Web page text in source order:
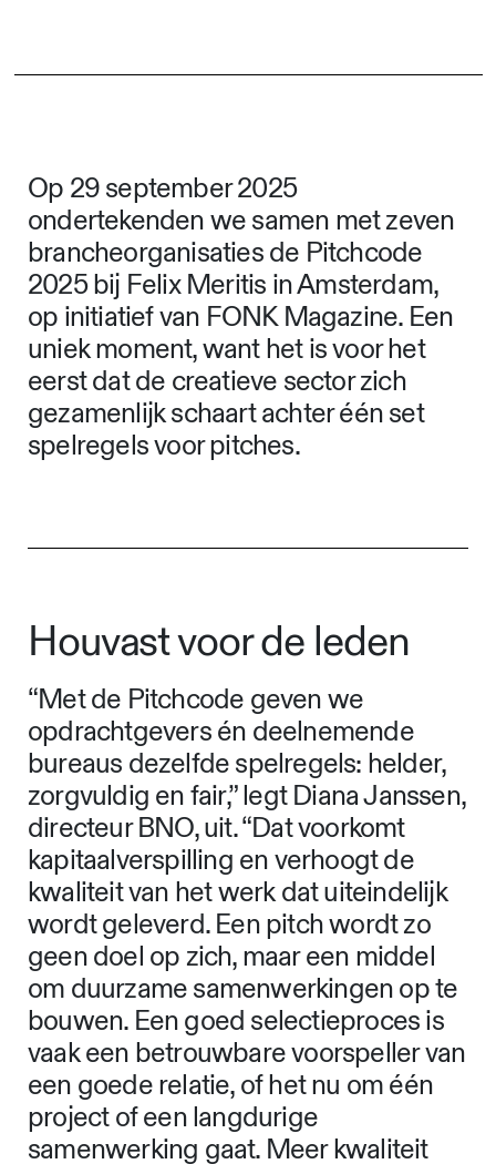
Op 29 september 2025
ondertekenden we samen met zeven
brancheorganisaties de Pitchcode
2025 bij Felix Meritis in Amsterdam,
op initiatief van FONK Magazine. Een
uniek moment, want het is voor het
eerst dat de creatieve sector zich
gezamenlijk schaart achter één set
spelregels voor pitches.
Houvast voor de leden
“Met de Pitchcode geven we
opdrachtgevers én deelnemende
bureaus dezelfde spelregels: helder,
zorgvuldig en fair,” legt Diana Janssen,
directeur BNO, uit. “Dat voorkomt
kapitaalverspilling en verhoogt de
kwaliteit van het werk dat uiteindelijk
wordt geleverd. Een pitch wordt zo
geen doel op zich, maar een middel
om duurzame samenwerkingen op te
bouwen. Een goed selectieproces is
vaak een betrouwbare voorspeller van
een goede relatie, of het nu om één
project of een langdurige
samenwerking gaat. Meer kwaliteit